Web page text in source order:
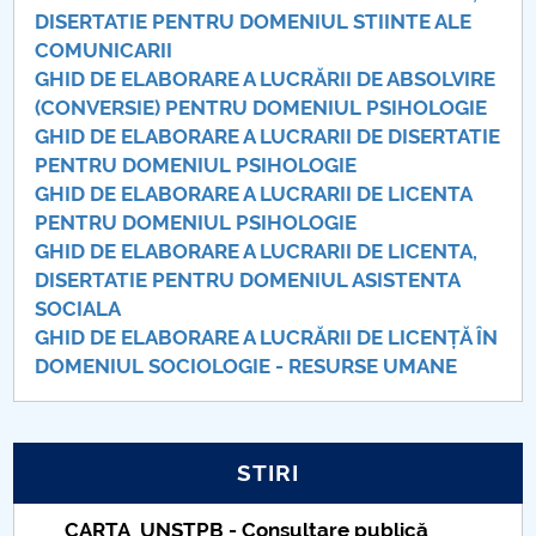
DISERTATIE PENTRU DOMENIUL STIINTE ALE
COMUNICARII
GHID DE ELABORARE A LUCRĂRII DE ABSOLVIRE
(CONVERSIE) PENTRU DOMENIUL PSIHOLOGIE
GHID DE ELABORARE A LUCRARII DE DISERTATIE
PENTRU DOMENIUL PSIHOLOGIE
GHID DE ELABORARE A LUCRARII DE LICENTA
PENTRU DOMENIUL PSIHOLOGIE
GHID DE ELABORARE A LUCRARII DE LICENTA,
DISERTATIE PENTRU DOMENIUL ASISTENTA
SOCIALA
GHID DE ELABORARE A LUCRĂRII DE LICENȚĂ ÎN
DOMENIUL SOCIOLOGIE - RESURSE UMANE
STIRI
Taxe de școlarizare indexate – Centrul